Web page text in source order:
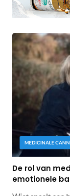
MEDICINALE
De rol van
emotionele